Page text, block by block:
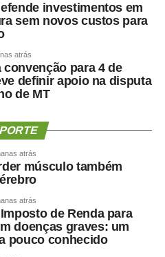
investimentos em
sem novos custos para
atrás
convenção para 4 de
definir apoio na disputa
de MT
atrás
músculo também
atrás
de Renda para
doenças graves: um
pouco conhecido